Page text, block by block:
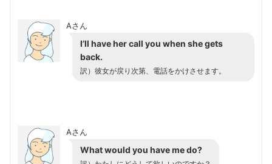
Aさん
I’ll have her call you when she gets
back.
訳）彼女が戻り次第、電話をかけさせます。
Aさん
What would you have me do?